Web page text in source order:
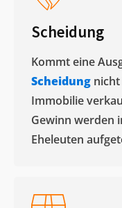
Scheidung
Kommt eine
Scheidung
Immobilie
Gewinn werden
Eheleuten